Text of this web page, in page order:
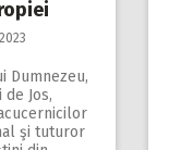
Dumnezeu,
Jos,
şi tuturor